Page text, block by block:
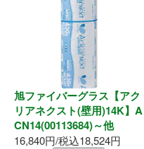
o
構造金物
耐震制震
機械打 釘・ビス
釘・ねじ
旭ファイバーグラス【アク
リアネクスト(壁用)14K】A
CN14(00113684)～他
16,840円/税込18,524円